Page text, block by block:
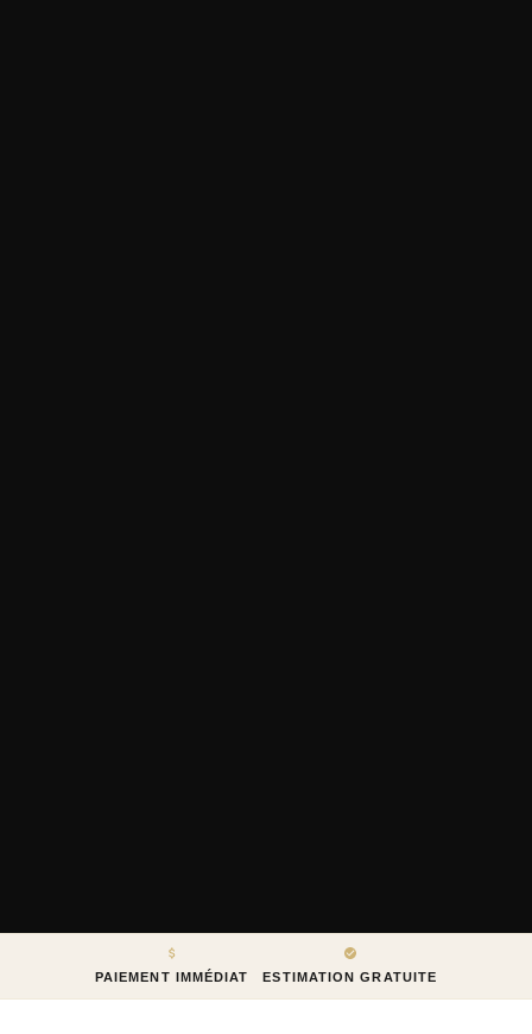
PAIEMENT IMMÉDIAT ESTIMATION GRATUITE